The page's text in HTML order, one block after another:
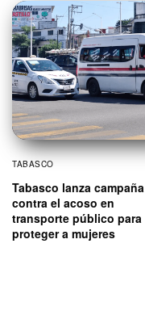
TABASCO
Tabasco lanza campaña
contra el acoso en
transporte público para
proteger a mujeres